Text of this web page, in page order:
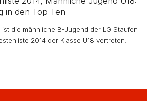
in den Top Ten
die männliche B-Jugend der LG Staufen
2014 der Klasse U18 vertreten.